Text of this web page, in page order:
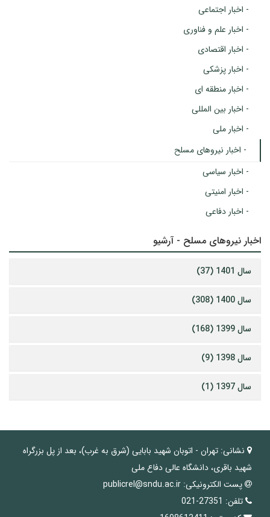
- اخبار اجتماعی
- اخبار علم و فناوری
- اخبار اقتصادی
- اخبار پزشکی
- اخبار منطقه ای
- اخبار بین المللی
- اخبار ملی
- اخبار نیروهای مسلح
- اخبار سیاسی
- اخبار امنیتی
- اخبار دفاعی
اخبار نیروهای مسلح - آرشیو
سال 1401 (37)
سال 1400 (308)
سال 1399 (168)
سال 1398 (9)
سال 1397 (1)
نشانی: تهران - اتوبان شهید بابایی (شرق به غرب)، بعد از پل بزرگراه
شهید باقری، دانشگاه عالی دفاع ملی
پست الکترونیکی: publicrel@sndu.ac.ir
تلفن: 27351-021